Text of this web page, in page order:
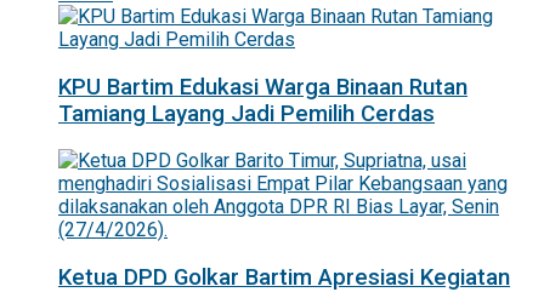
KPU Bartim Edukasi Warga Binaan Rutan
Tamiang Layang Jadi Pemilih Cerdas
Ketua DPD Golkar Bartim Apresiasi Kegiatan